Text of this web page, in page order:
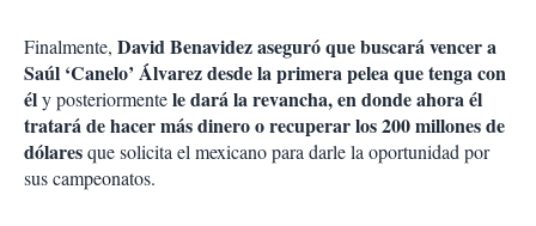
Finalmente, David Benavidez aseguró que buscará vencer a
Saúl ‘Canelo’ Álvarez desde la primera pelea que tenga con
ély posteriormentele dará la revancha, en donde ahora él
tratará de hacer más dinero o recuperar los 200 millones de
dólaresque solicita el mexicano para darle la oportunidad por
sus campeonatos.